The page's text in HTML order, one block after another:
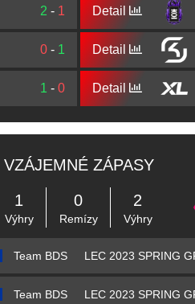
2 - 1
0 - 1
1 - 0
Detail
Detail
Detail
VZÁJEMNÉ ZÁPASY
1
Výhry
0
Remízy
2
Výhry
Team BDS
Team BDS